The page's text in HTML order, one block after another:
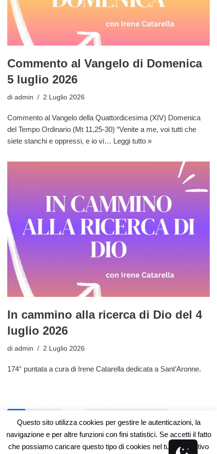
Commento al Vangelo di Domenica
5 luglio 2026
di admin 2 Luglio 2026
Commento al Vangelo della Quattordicesima (XIV) Domenica
del Tempo Ordinario (Mt 11,25-30) “Venite a me, voi tutti che
siete stanchi e oppressi, e io vi… Leggi tutto »
In cammino alla ricerca di Dio del 4
luglio 2026
di admin 2 Luglio 2026
174° puntata a cura di Irene Catarella dedicata a Sant’Aronne.
1 2 101 Successivo »
Questo sito utilizza cookies per gestire le autenticazioni, la
navigazione e per altre funzioni con fini statistici. Se accetti il fatto
che possiamo caricare questo tipo di cookies nel tuo dispositivo